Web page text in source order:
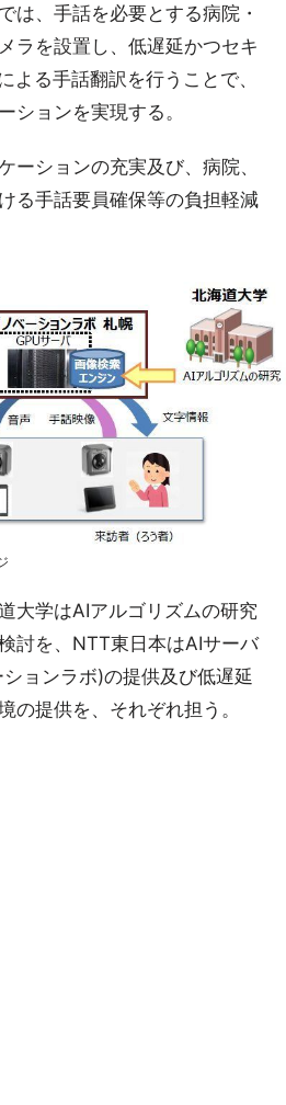
は、手話を必要とする病院・
ラを設置し、低遅延かつセキ
よる手話翻訳を行うことで、
ションを実現する。
ーションの充実及び、病院、
る手話要員確保等の負担軽減
大学はAIアルゴリズムの研究
討を、NTT東日本はAIサーバ
ョンラボ)の提供及び低遅延
の提供を、それぞれ担う。